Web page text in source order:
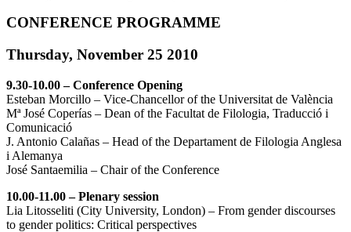
CONFERENCE PROGRAMME
Thursday, November 25 2010
9.30-10.00 – Conference Opening
Esteban Morcillo – Vice-Chancellor of the Universitat de València
Mª José Coperías – Dean of the Facultat de Filologia, Traducció i
Comunicació
J. Antonio Calañas – Head of the Departament de Filologia Anglesa
i Alemanya
José Santaemilia – Chair of the Conference
10.00-11.00 – Plenary session
Lia Litosseliti (City University, London) – From gender discourses
to gender politics: Critical perspectives